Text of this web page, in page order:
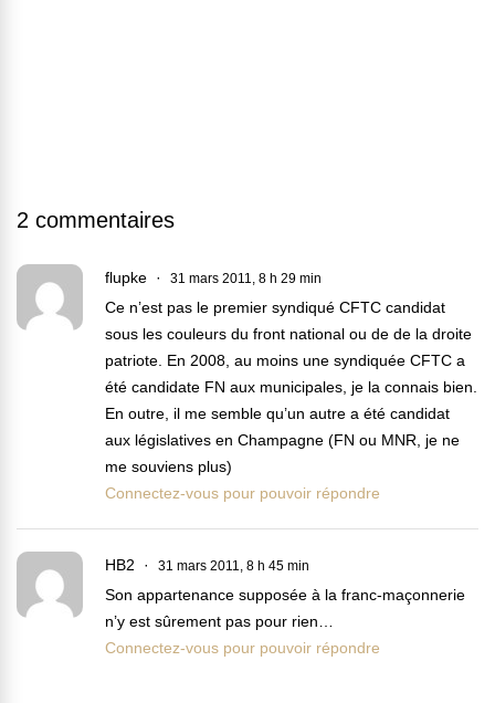
2 commentaires
flupke 31 mars 2011, 8 h 29 min
Ce n’est pas le premier syndiqué CFTC candidat
sous les couleurs du front national ou de de la droite
patriote. En 2008, au moins une syndiquée CFTC a
été candidate FN aux municipales, je la connais bien.
En outre, il me semble qu’un autre a été candidat
aux législatives en Champagne (FN ou MNR, je ne
me souviens plus)
Connectez-vous pour pouvoir répondre
HB2 31 mars 2011, 8 h 45 min
Son appartenance supposée à la franc-maçonnerie
n’y est sûrement pas pour rien…
Connectez-vous pour pouvoir répondre